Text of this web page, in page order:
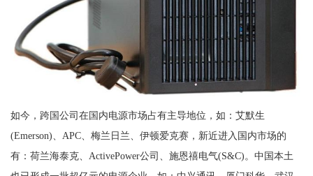
如今，跨国公司在国内电源市场占有主导地位，如：艾默生
(Emerson)、APC、梅兰日兰、伊顿爱克赛，新近进入国内市场的
有：荷兰海泰克、ActivePower公司、施恩禧电气(S&C)。中国本土